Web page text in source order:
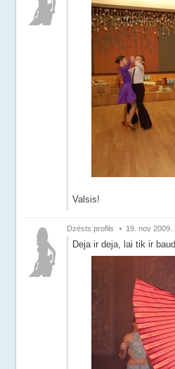
Valsis!
Dzēsts profils 19. nov 2009.
Deja ir deja, lai tik ir